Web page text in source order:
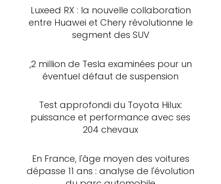
Luxeed RX : la nouvelle collaboration
entre Huawei et Chery révolutionne le
segment des SUV
,2 million de Tesla examinées pour un
éventuel défaut de suspension
Test approfondi du Toyota Hilux:
puissance et performance avec ses
204 chevaux
En France, l'âge moyen des voitures
dépasse 11 ans : analyse de l'évolution